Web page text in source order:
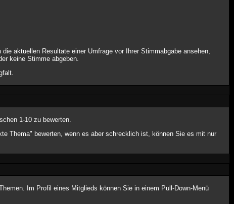
aktuellen Resultate einer Umfrage vor Ihrer Stimmabgabe ansehen,
keine Stimme abgeben.
1-10 zu bewerten.
Thema" bewerten, wenn es aber schrecklich ist, können Sie es mit nur
Im Profil eines Mitglieds können Sie in einem Pull-Down-Menü